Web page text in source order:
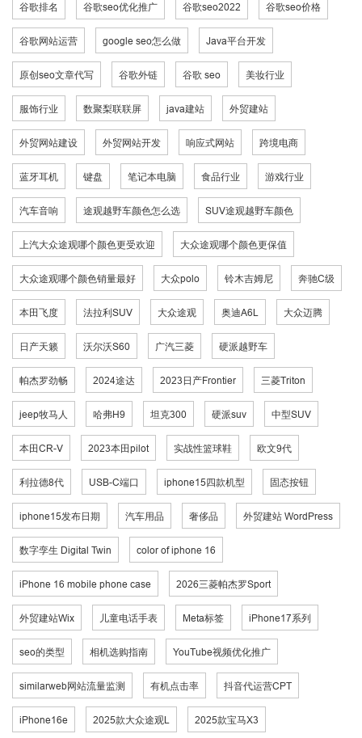
谷歌排名 谷歌seo优化推广 谷歌seo2022 谷歌seo价格
谷歌网站运营 google seo怎么做 Java平台开发
原创seo文章代写 谷歌外链 谷歌 seo 美妆行业
服饰行业 数聚梨联联屏 java建站 外贸建站
外贸网站建设 外贸网站开发 响应式网站 跨境电商
蓝牙耳机 键盘 笔记本电脑 食品行业 游戏行业
汽车音响 途观越野车颜色怎么选 SUV途观越野车颜色
上汽大众途观哪个颜色更受欢迎 大众途观哪个颜色更保值
大众途观哪个颜色销量最好 大众polo 铃木吉姆尼 奔驰C级
本田飞度 法拉利SUV 大众途观 奥迪A6L 大众迈腾
日产天籁 沃尔沃S60 广汽三菱 硬派越野车
帕杰罗劲畅 2024途达 2023日产Frontier 三菱Triton
jeep牧马人 哈弗H9 坦克300 硬派suv 中型SUV
本田CR-V 2023本田pilot 实战性篮球鞋 欧文9代
利拉德8代 USB-C端口 iphone15四款机型 固态按钮
iphone15发布日期 汽车用品 奢侈品 外贸建站 WordPress
数字孪生 Digital Twin color of iphone 16
iPhone 16 mobile phone case 2026三菱帕杰罗Sport
外贸建站Wix 儿童电话手表 Meta标签 iPhone17系列
seo的类型 相机选购指南 YouTube视频优化推广
similarweb网站流量监测 有机点击率 抖音代运营CPT
iPhone16e 2025款大众途观L 2025款宝马X3